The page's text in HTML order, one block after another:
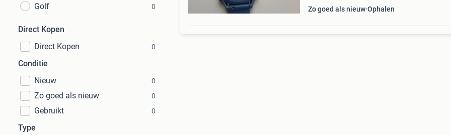
Golf
0
Direct Kopen
Direct Kopen
0
Conditie
Nieuw
0
Zo goed als nieuw 0
Gebruikt 0
Type
Zo goed als nieuw Ophalen